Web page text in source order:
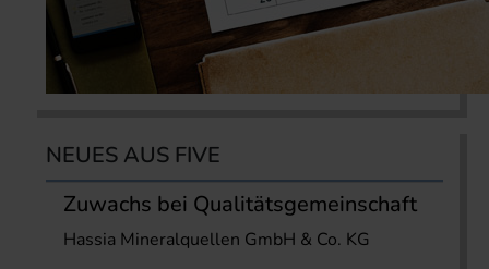
NEUES AUS FIVE
Zuwachs bei Qualitätsgemeinschaft
Hassia Mineralquellen GmbH & Co. KG